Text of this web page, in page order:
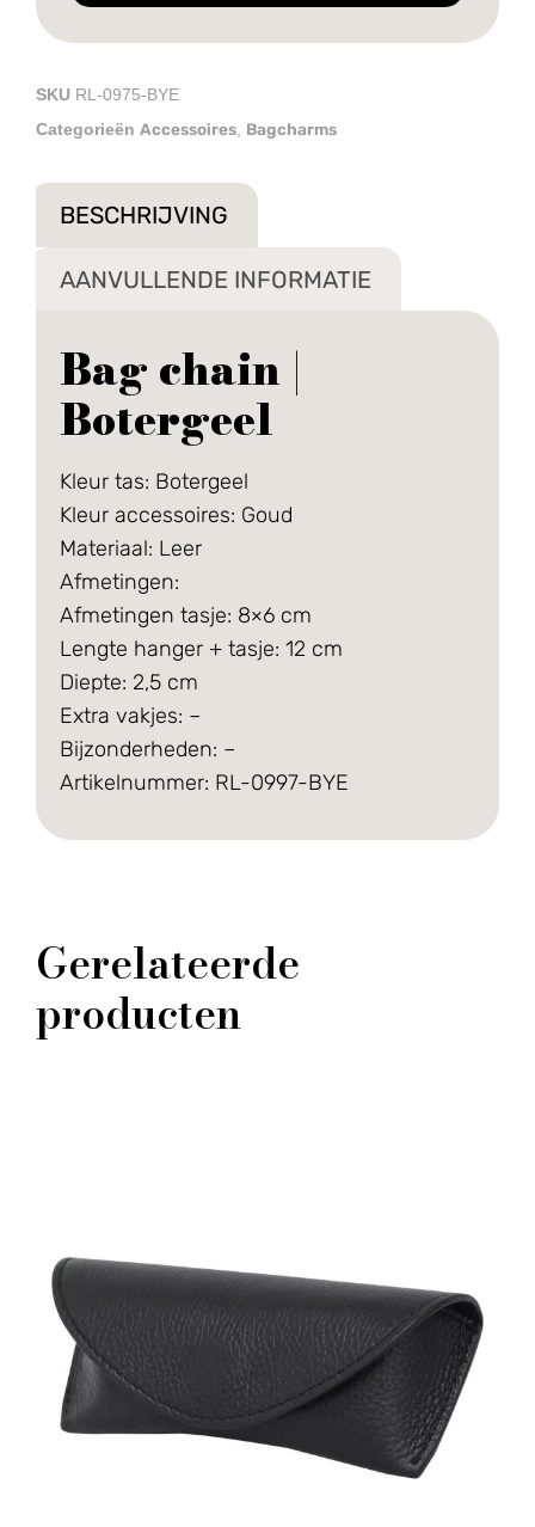
SKU RL-0975-BYE
Categorieën Accessoires Bagcharms
BESCHRIJVING
AANVULLENDE INFORMATIE
Bag chain |
Botergeel
Kleur tas: Botergeel
Kleur accessoires: Goud
Materiaal: Leer
Afmetingen:
Afmetingen tasje: 8×6 cm
Lengte hanger + tasje: 12 cm
Diepte: 2,5 cm
Extra vakjes: –
Bijzonderheden: –
Artikelnummer: RL-0997-BYE
Gerelateerde
producten